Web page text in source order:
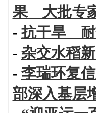
果 大批专
-抗干旱
- 杂交水稻
- 李瑞环复
部深入基层